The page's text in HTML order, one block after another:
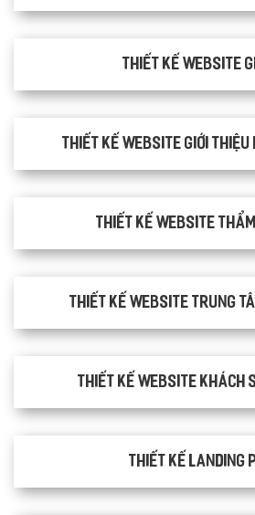
Thiết kế website
Thiết kế website giới thiệu
Thiết kế website
Thiết kế website trung
Thiết kế website khách
Thiết kế Landing